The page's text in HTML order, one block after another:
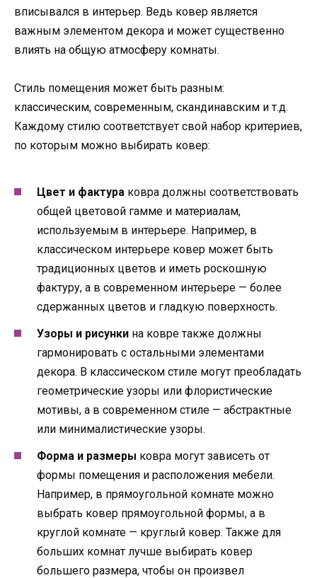
вписывался в интерьер. Ведь ковер является
важным элементом декора и может существенно
влиять на общую атмосферу комнаты.
Стиль помещения может быть разным:
классическим, современным, скандинавским и т.д.
Каждому стилю соответствует свой набор критериев,
по которым можно выбирать ковер:
Цвет и фактура ковра должны соответствовать
общей цветовой гамме и материалам,
используемым в интерьере. Например, в
классическом интерьере ковер может быть
традиционных цветов и иметь роскошную
фактуру, а в современном интерьере — более
сдержанных цветов и гладкую поверхность.
Узоры и рисунки на ковре также должны
гармонировать с остальными элементами
декора. В классическом стиле могут преобладать
геометрические узоры или флористические
мотивы, а в современном стиле — абстрактные
или минималистические узоры.
Форма и размеры ковра могут зависеть от
формы помещения и расположения мебели.
Например, в прямоугольной комнате можно
выбрать ковер прямоугольной формы, а в
круглой комнате — круглый ковер. Также для
больших комнат лучше выбирать ковер
большего размера, чтобы он произвел